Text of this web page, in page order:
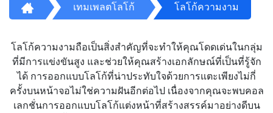
เทมเพลตโลโก้ โลโก้ความงาม
โลโก้ความงามถือเป็นสิ่งสำคัญที่จะทำให้คุณโดดเด่นในกลุ่ม
ที่มีการแข่งขันสูง และช่วยให้คุณสร้างเอกลักษณ์ที่เป็นที่รู้จัก
ได้ การออกแบบโลโก้ที่น่าประทับใจด้วยการแตะเพียงไม่กี่
ครั้งบนหน้าจอไม่ใช่ความฝันอีกต่อไป เนื่องจากคุณจะพบคอล
เลกชั่นการออกแบบโลโก้แต่งหน้าที่สร้างสรรค์มาอย่างดีบน